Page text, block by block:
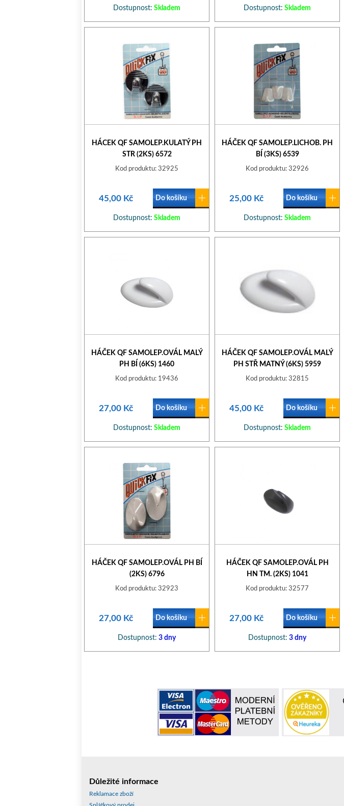
Dostupnost: Skladem Dostupnost: Skladem
HÁCEK QF SAMOLEP.KULATÝ PH
STR (2KS) 6572
Kod produktu: 32925
45,00 Kč Do košíku
Dostupnost: Skladem
HÁČEK QF SAMOLEP.LICHOB. PH
BÍ (3KS) 6539
Kod produktu: 32926
25,00 Kč Do košíku
Dostupnost: Skladem
HÁČEK QF SAMOLEP.OVÁL MALÝ
PH BÍ (6KS) 1460
Kod produktu: 19436
27,00 Kč Do košíku
Dostupnost: Skladem
HÁČEK QF SAMOLEP.OVÁL MALÝ
PH STŘ MATNÝ (6KS) 5959
Kod produktu: 32815
45,00 Kč Do košíku
Dostupnost: Skladem
HÁČEK QF SAMOLEP.OVÁL PH BÍ
(2KS) 6796
Kod produktu: 32923
27,00 Kč Do košíku
Dostupnost: 3 dny
HÁČEK QF SAMOLEP.OVÁL PH
HN TM. (2KS) 1041
Kod produktu: 32577
27,00 Kč Do košíku
Dostupnost: 3 dny
Důležité informace
Reklamace zboží